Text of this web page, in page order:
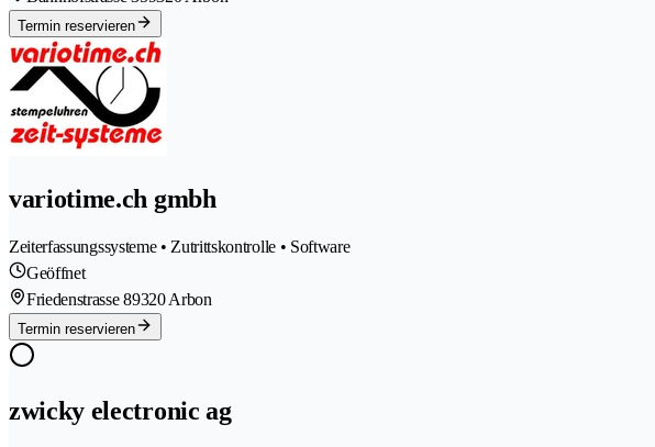
Termin reservieren
variotime.ch gmbh
Zeiterfassungssysteme • Zutrittskontrolle • Software
Geöffnet
Friedenstrasse 89320 Arbon
Termin reservieren
zwicky electronic ag